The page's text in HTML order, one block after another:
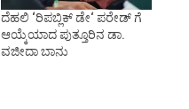
ದೆಹಲಿ ‘ರಿಪಬ್ಲಿಕ್ ಡೇ‘ ಪರೇಡ್ ಗೆ
ಆಯ್ಕೆಯಾದ ಪುತ್ತೂರಿನ ಡಾ.
ವಜೀದಾ ಬಾನು